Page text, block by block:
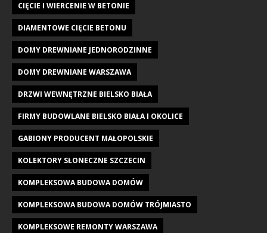
CIĘCIE I WIERCENIE W BETONIE
DIAMENTOWE CIĘCIE BETONU
DOMY DREWNIANE JEDNORODZINNE
DOMY DREWNIANE WARSZAWA
DRZWI WEWNĘTRZNE BIELSKO BIAŁA
FIRMY BUDOWLANE BIELSKO BIAŁA I OKOLICE
GABIONY PRODUCENT MAŁOPOLSKIE
KOLEKTORY SŁONECZNE SZCZECIN
KOMPLEKSOWA BUDOWA DOMÓW
KOMPLEKSOWA BUDOWA DOMÓW TRÓJMIASTO
KOMPLEKSOWE REMONTY WARSZAWA